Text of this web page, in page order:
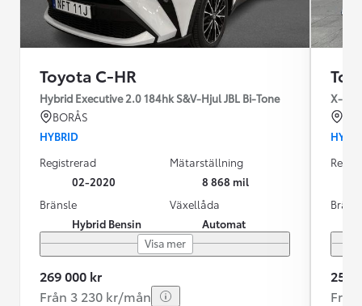
Toyota C-HR
Hybrid Executive 2.0 184hk S&V-Hjul JBL Bi-Tone
BORÅS
HYBRID
Registrerad
02-2020
Mätarställning
8 868 mil
Bränsle
Hybrid Bensin
Växellåda
Automat
Visa mer
269 000 kr
Från 3 230 kr/mån
X-
259
Från